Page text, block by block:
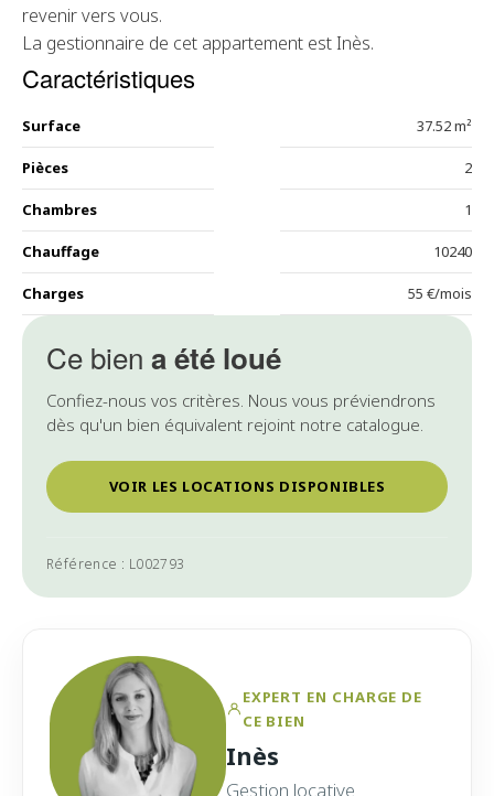
Ce bien a été loué
Confiez-nous vos critères. Nous vous préviendrons
dès qu'un bien équivalent rejoint notre catalogue.
VOIR LES LOCATIONS DISPONIBLES
Référence : L002793
revenir vers vous.
La gestionnaire de cet appartement est Inès.
Caractéristiques
Surface 37.52 m²
Pièces 2
Chambres 1
Chauffage 10240
Charges 55 €/mois
EXPERT EN CHARGE DE
CE BIEN
Inès
Gestion locative